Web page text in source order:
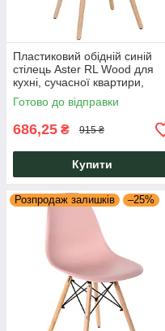
Пластиковий обідній синій
стілець Aster RL Wood для
кухні, сучасної квартири,
кафе, шкільної їдальні Eames
AMF
Готово до відправки
686,25 ₴ 915 ₴
Купити
Розпродаж залишків –25%